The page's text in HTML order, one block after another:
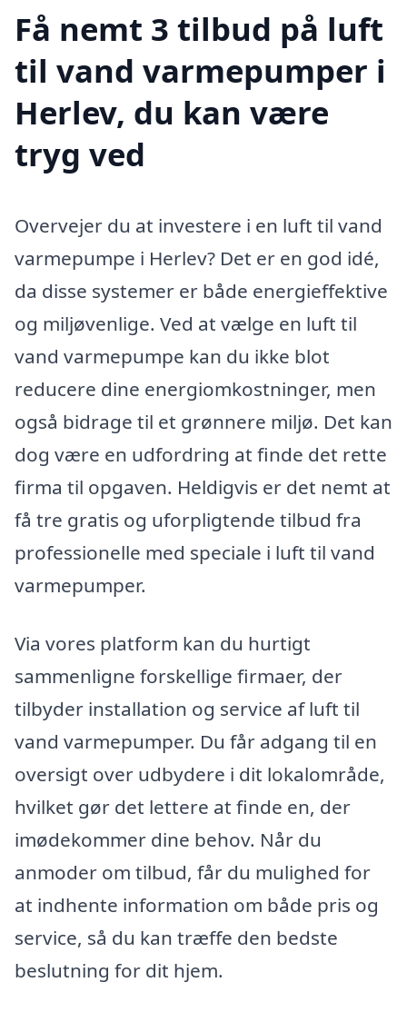
Få nemt 3 tilbud på luft
til vand varmepumper i
Herlev, du kan være
tryg ved
Overvejer du at investere i en luft til vand
varmepumpe i Herlev? Det er en god idé,
da disse systemer er både energieffektive
og miljøvenlige. Ved at vælge en luft til
vand varmepumpe kan du ikke blot
reducere dine energiomkostninger, men
også bidrage til et grønnere miljø. Det kan
dog være en udfordring at finde det rette
firma til opgaven. Heldigvis er det nemt at
få tre gratis og uforpligtende tilbud fra
professionelle med speciale i luft til vand
varmepumper.
Via vores platform kan du hurtigt
sammenligne forskellige firmaer, der
tilbyder installation og service af luft til
vand varmepumper. Du får adgang til en
oversigt over udbydere i dit lokalområde,
hvilket gør det lettere at finde en, der
imødekommer dine behov. Når du
anmoder om tilbud, får du mulighed for
at indhente information om både pris og
service, så du kan træffe den bedste
beslutning for dit hjem.